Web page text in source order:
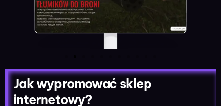
Jak wypromować sklep
internetowy?